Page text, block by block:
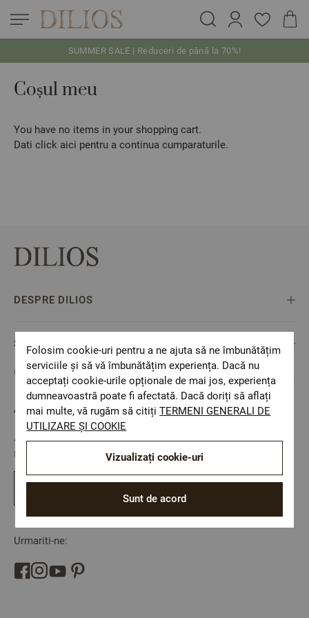
SUMMER SALE | Reduceri de până la 70%!
Coșul meu
You have no items in your shopping cart.
Dati click aici pentru a continua cumparaturile.
DESPRE DILIOS
SERVICIU CLIENȚI
Cookie consent
ABONARE LA NEWSLETTER
Abonati-va la newsletter si fiti primul care afla despre
reducerile si noutatile in Dilios
Urmariti-ne:
Folosim cookie-uri pentru a ne ajuta să ne îmbunătățim
serviciile și să vă îmbunătățim experiența. Dacă nu
acceptați cookie-urile opționale de mai jos, experiența
dumneavoastră poate fi afectată. Dacă doriți să aflați
mai multe, vă rugăm să citițiTERMENI GENERALI DE
UTILIZARE ȘI COOKIE
Sunt de acord
Vizualizați cookie-uri